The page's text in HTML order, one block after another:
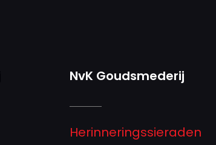
NvK Goudsmederij
Herinneringssieraden